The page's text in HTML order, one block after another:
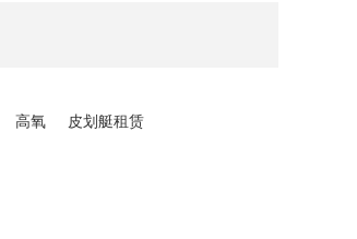
高氧
皮划艇租赁